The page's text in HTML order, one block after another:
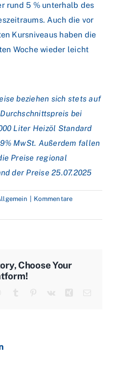
rund 5 % unterhalb des
Auch die vor
Kursniveaus haben die
Woche wieder leicht
beziehen sich stets auf
bei
Liter Heizöl Standard
MwSt. Außerdem fallen
Preise regional
der Preise 25.07.2025
Kommentare
Choose Your